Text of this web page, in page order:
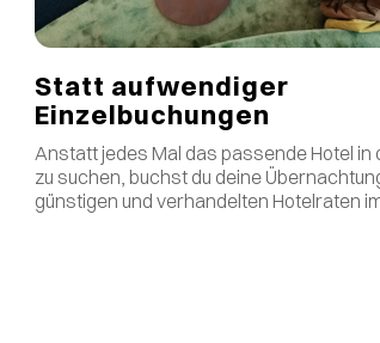
Statt aufwendiger
Einzelbuchungen
Anstatt jedes Mal das passende Hotel in
zu suchen, buchst du deine
günstigen und verhandelten Hotelraten